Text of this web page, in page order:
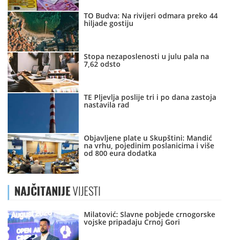
TO Budva: Na rivijeri odmara preko 44
hiljade gostiju
Stopa nezaposlenosti u julu pala na
7,62 odsto
TE Pljevlja poslije tri i po dana zastoja
nastavila rad
Objavljene plate u Skupštini: Mandić
na vrhu, pojedinim poslanicima i više
od 800 eura dodatka
NAJČITANIJEVIJESTI
Milatović: Slavne pobjede crnogorske
vojske pripadaju Crnoj Gori